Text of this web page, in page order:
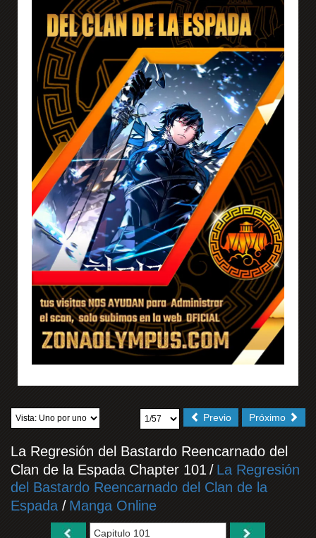
Próximo
Previo
La Regresión del Bastardo Reencarnado del
Clan de la Espada Chapter 101 / La Regresión
del Bastardo Reencarnado del Clan de la
Espada / Manga Online